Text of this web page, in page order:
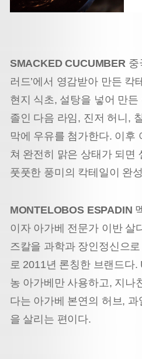
SMACKED CUCUMBER 중
러드’에서 영감받아 만든 칵
현지 식초, 설탕을 넣어 만
졸인 다음 라임, 진저 허니,
막에 우유를 첨가한다. 이후
쳐 완전히 맑은 상태가 되면
풋풋한 풍미의 칵테일이 완
MONTELOBOS ESPADIN
이자 아가베 전문가 이반 살
즈칼을 과학과 장인정신으
로 2011년 론칭한 브랜드다.
농 아가베만 사용하고, 지나
다는 아가베 본연의 허브,
을 살리는 편이다.